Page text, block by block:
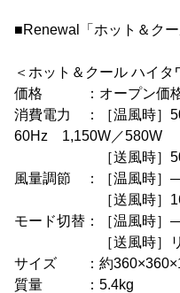
■Renewal「ホット＆ク
＜ホット＆クール ハイ
価格 ：オープン価格(
消費電力 ：［温風時］
60Hz 1,150W／580W
［送風時］50Hz
風量調節 ：［温風時］
［送風時］16
モード切替：［温風時］
［送風時］リズ
サイズ ：約
質量 ：5.4kg